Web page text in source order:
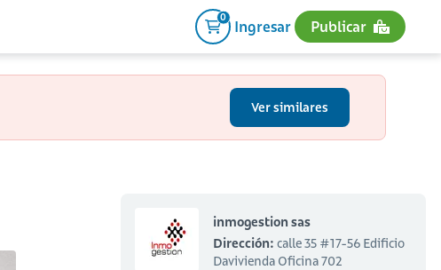
0
Ingresar Publicar
Ver similares
inmogestion sas
Dirección: calle 35 #17-56 Edificio
Davivienda Oficina 702